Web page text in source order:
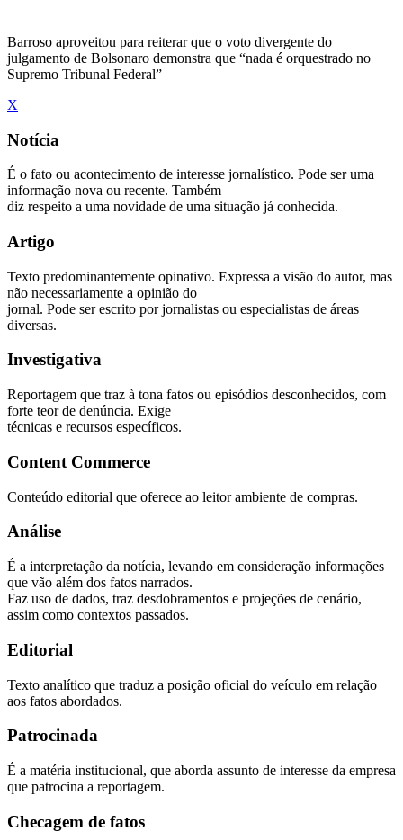
Barroso aproveitou para reiterar que o voto divergente do
julgamento de Bolsonaro demonstra que “nada é orquestrado no
Supremo Tribunal Federal”
X
Notícia
É o fato ou acontecimento de interesse jornalístico. Pode ser uma
informação nova ou recente. Também
diz respeito a uma novidade de uma situação já conhecida.
Artigo
Texto predominantemente opinativo. Expressa a visão do autor, mas
não necessariamente a opinião do
jornal. Pode ser escrito por jornalistas ou especialistas de áreas
diversas.
Investigativa
Reportagem que traz à tona fatos ou episódios desconhecidos, com
forte teor de denúncia. Exige
técnicas e recursos específicos.
Content Commerce
Conteúdo editorial que oferece ao leitor ambiente de compras.
Análise
É a interpretação da notícia, levando em consideração informações
que vão além dos fatos narrados.
Faz uso de dados, traz desdobramentos e projeções de cenário,
assim como contextos passados.
Editorial
Texto analítico que traduz a posição oficial do veículo em relação
aos fatos abordados.
Patrocinada
É a matéria institucional, que aborda assunto de interesse da empresa
que patrocina a reportagem.
Checagem de fatos